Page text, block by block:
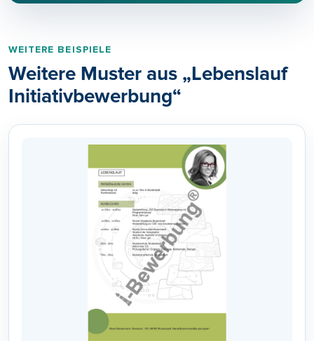
WEITERE BEISPIELE
Weitere Muster aus „Lebenslаuf
Initiativbewerbung“